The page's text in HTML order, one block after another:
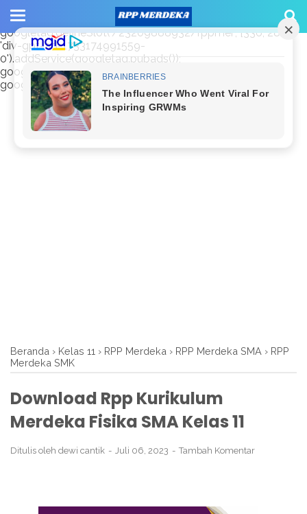
window.googletag = window.googletag || {cmd: []};
googletag.cmd.push(function() {
googletag.defineSlot('/23209888932/rppmer', [336, 280],
'div-gpt-ad-1733174991559-
0').addService(googletag.pubads());
googletag.pubads().enableSingleRequest();
googletag.enableServices(); });
Beranda › Kelas 11 › RPP Merdeka › RPP Merdeka SMA › RPP
Merdeka SMK
Download Rpp Kurikulum
Merdeka Fisika SMA Kelas 11
Ditulis oleh dewi cantik Juli 06, 2023 Tambah Komentar